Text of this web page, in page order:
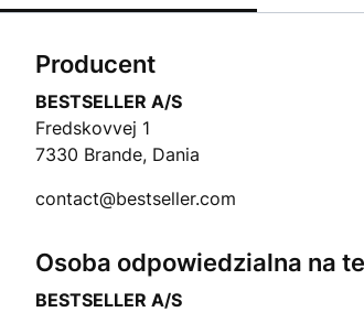
Producent
BESTSELLER A/S
Fredskovvej 1
7330 Brande, Dania
contact@bestseller.com
Osoba odpowiedzialna na
BESTSELLER A/S